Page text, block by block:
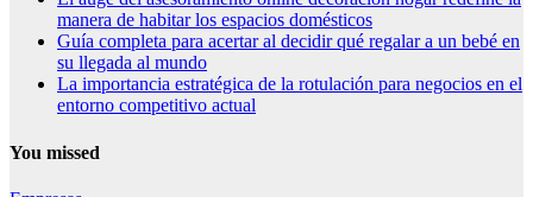
manera de habitar los espacios domésticos
Guía completa para acertar al decidir qué regalar a un bebé en
su llegada al mundo
La importancia estratégica de la rotulación para negocios en el
entorno competitivo actual
You missed